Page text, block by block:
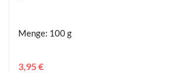
Menge: 100 g
3,95 €